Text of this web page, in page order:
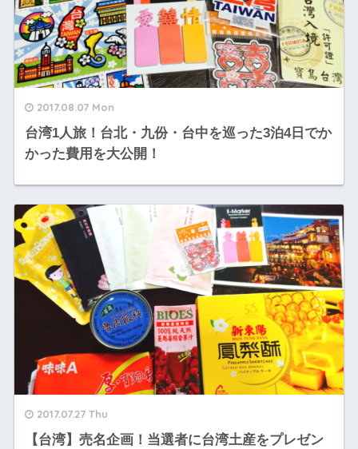
2017.08.07 Mon
台湾1人旅！台北・九份・台中を巡った3泊4日でか
かった費用を大公開！
2017.07.27 Thu
【台湾】売名企画！当選者に台湾土産をプレゼン